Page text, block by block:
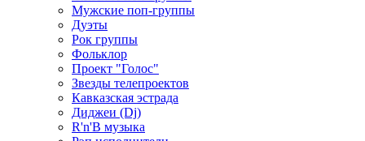
Мужские поп-группы
Дуэты
Рок группы
Фольклор
Проект "Голос"
Звезды телепроектов
Кавказская эстрада
Диджеи (Dj)
R'n'B музыка